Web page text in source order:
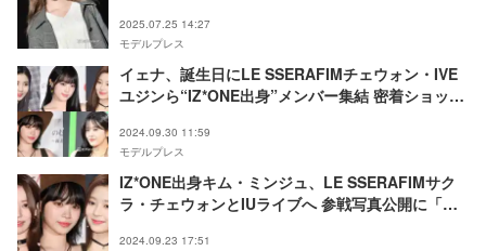
2025.07.25 14:27
モデルプレス
イェナ、誕生日にLE SSERAFIMチェウォン・IVE
ユジンら“IZ*ONE出身”メンバー集結 密着ショット
2024.09.30 11:59
モデルプレス
IZ*ONE出身キム・ミンジュ、LE SSERAFIMサク
ラ・チェウォンとIUライブへ 参戦写真公開に「嬉
2024.09.23 17:51